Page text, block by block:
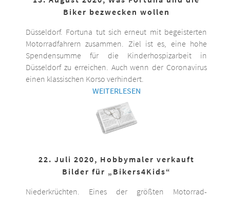
Biker bezwecken wollen
Düsseldorf. Fortuna tut sich erneut mit begeisterten
Motorradfahrern zusammen. Ziel ist es, eine hohe
Spendensumme für die Kinderhospizarbeit in
Düsseldorf zu erreichen. Auch wenn der Coronavirus
einen klassischen Korso verhindert.
WEITERLESEN
22. Juli 2020, Hobbymaler verkauft
Bilder für „Bikers4Kids“
Niederkrüchten. Eines der größten Motorrad-